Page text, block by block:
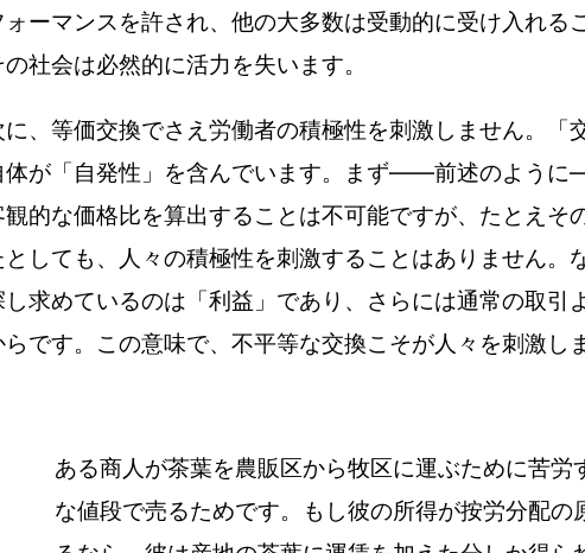
ォーマンスを許され、他の大多数は受動的に受け入れる
の社会は必然的に活力を失います。
に、等価交換でさえ労働者の積極性を刺激しません。「
体が「自発性」を含んでいます。まず——前述のよう
観的な価格比を算出することは不可能ですが、たとえそ
としても、人々の積極性を刺激することはありません。
し求めているのは「利益」であり、さらには通常の取引
らです。この意味で、不平等な交換こそが人々を刺激しま
ある商人が茶葉を農販区から牧区に運ぶために苦労
な値段で売るためです。もし彼の所得が按労分配の